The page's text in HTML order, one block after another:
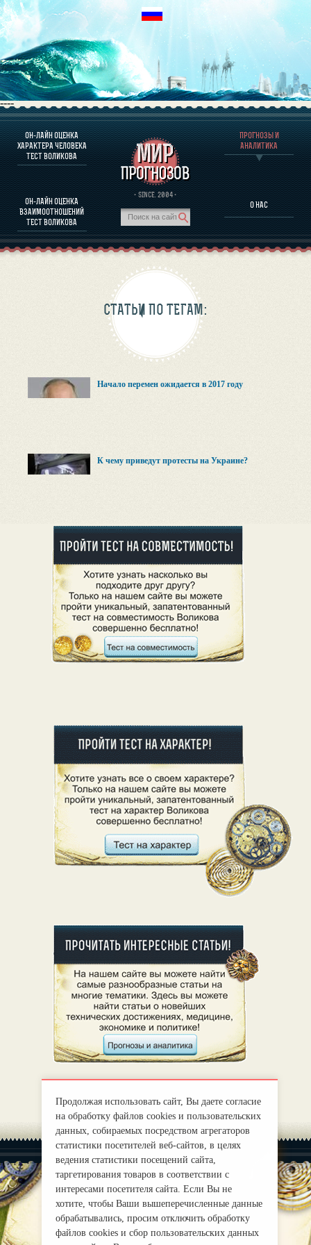
----
ОН-ЛАЙН ОЦЕНКА
ХАРАКТЕРА ЧЕЛОВЕКА
ТЕСТ ВОЛИКОВА
ОН-ЛАЙН ОЦЕНКА
ВЗАИМООТНОШЕНИЙ
ТЕСТ ВОЛИКОВА
· SINCE. 2004 ·
ПРОГНОЗЫ И
АНАЛИТИКА
О НАС
О ПРОГРАММЕ
ОЦЕНКА ХАРАКТЕРA ЧЕЛОВЕКА
ОЦЕНКА ХАРАКТЕРА ВЫДАЮЩИХСЯ ЛИЧНОСТЕЙ
О ПРОГРАММЕ
ПРОГНОЗЫ И АНАЛИТИКА
СТАТЬИ ПО ТЕГАМ:
Начало перемен ожидается в 2017 году
К чему приведут протесты на Украине?
О нас
Правила
mirprognoz@mail.ru
Продолжая использовать сайт, Вы даете согласие
на обработку файлов cookies и пользовательских
данных, собираемых посредством агрегаторов
статистики посетителей веб-сайтов, в целях
ведения статистики посещений сайта,
таргетирования товаров в соответствии с
интересами посетителя сайта. Если Вы не
хотите, чтобы Ваши вышеперечисленные данные
обрабатывались, просим отключить обработку
файлов cookies и сбор пользовательских данных